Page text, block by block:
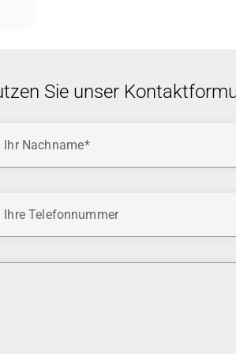
Sie unser
Ihr Nachname
Ihre Telefonnummer